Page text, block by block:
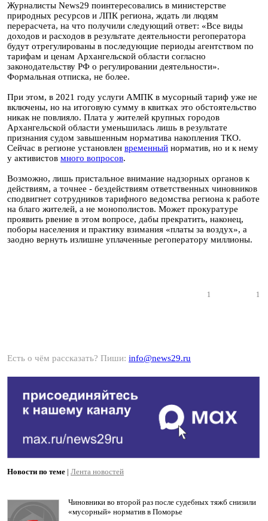
Журналисты News29 поинтересовались в министерстве
природных ресурсов и ЛПК региона, ждать ли людям
перерасчета, на что получили следующий ответ: «Все виды
доходов и расходов в результате деятельности регоператора
будут отрегулированы в последующие периоды агентством по
тарифам и ценам Архангельской области согласно
законодательству РФ о регулировании деятельности».
Формальная отписка, не более.
При этом, в 2021 году услуги АМПК в мусорный тариф уже не
включены, но на итоговую сумму в квитках это обстоятельство
никак не повлияло. Плата у жителей крупных городов
Архангельской области уменьшилась лишь в результате
признания судом завышенным норматива накопления ТКО.
Сейчас в регионе установлен временный норматив, но и к нему
у активистов много вопросов.
Возможно, лишь пристальное внимание надзорных органов к
действиям, а точнее - бездействиям ответственных чиновников
сподвигнет сотрудников тарифного ведомства региона к работе
на благо жителей, а не монополистов. Может прокуратуре
проявить рвение в этом вопросе, дабы прекратить, наконец,
поборы населения и практику взимания «платы за воздух», а
заодно вернуть излишне уплаченные регоператору миллионы.
1 1
Есть о чём рассказать? Пиши: info@news29.ru
Новости по теме | Лента новостей
Чиновники во второй раз после судебных тяжб снизили
«мусорный» норматив в Поморье